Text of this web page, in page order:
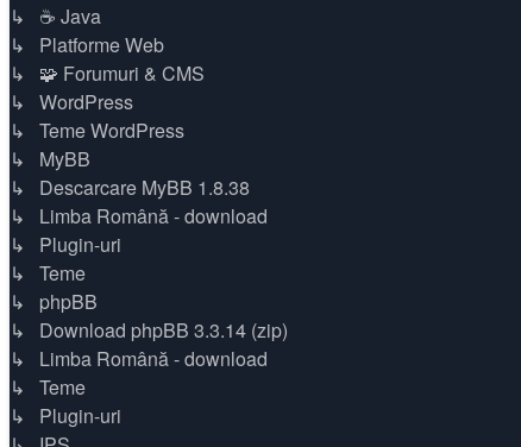
↳ ☕ Java
↳ Platforme Web
↳ 🧩 Forumuri & CMS
↳ WordPress
↳ Teme WordPress
↳ MyBB
↳ Descarcare MyBB 1.8.38
↳ Limba Română - download
↳ Plugin-uri
↳ Teme
↳ phpBB
↳ Download phpBB 3.3.14 (zip)
↳ Limba Română - download
↳ Teme
↳ Plugin-uri